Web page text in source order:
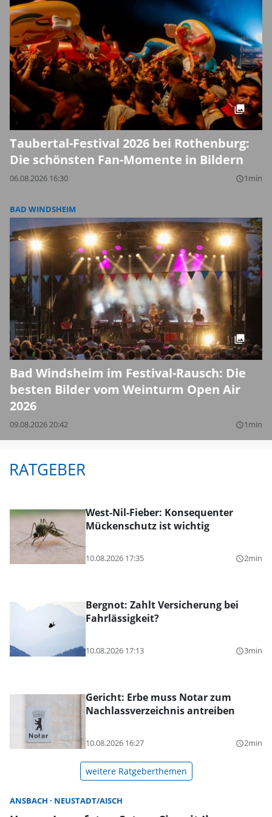
Taubertal-Festival 2026 bei Rothenburg:
Die schönsten Fan-Momente in Bildern
06.08.2026 16:30 query_builder1min
BAD WINDSHEIM
Bad Windsheim im Festival-Rausch: Die
besten Bilder vom Weinturm Open Air
2026
09.08.2026 20:42 query_builder1min
RATGEBER
West-Nil-Fieber: Konsequenter
Mückenschutz ist wichtig
10.08.2026 17:35 query_builder2min
Bergnot: Zahlt Versicherung bei
Fahrlässigkeit?
10.08.2026 17:13 query_builder3min
Gericht: Erbe muss Notar zum
Nachlassverzeichnis antreiben
10.08.2026 16:27 query_builder2min
weitere Ratgeberthemen
ANSBACH NEUSTADT/AISCH